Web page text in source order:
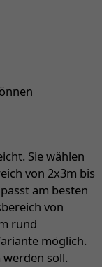
Sie wählen
von 2x3m bis
am besten
von
rund
möglich.
soll.